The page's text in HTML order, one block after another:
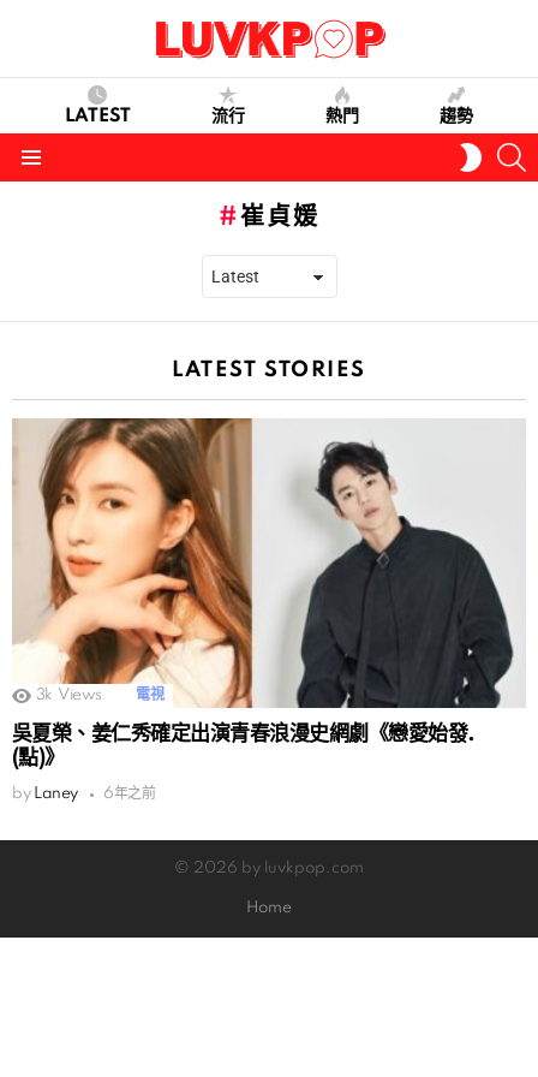
LATEST 流行 熱門 趨勢
SKIN
崔貞媛
LATEST STORIES
3k Views 電視
吳夏榮、姜仁秀確定出演青春浪漫史網劇《戀愛始發.
(點)》
by Laney 6年之前
© 2026 by luvkpop.com
Home